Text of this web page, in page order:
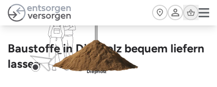
Zum Hauptinhalt springen
Cart
Baustoffe in Diepholz bequem liefern
lassen
Diepholz